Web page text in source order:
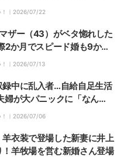
｜ 2026/07/22
ザー（43）がベタ惚れした
2か月でスピード婚も9か月
｜ 2026/07/13
録中に乱入者…自給自足生活
婦が大パニックに「なん
｜ 2026/07/06
羊衣装で登場した新妻に井上
羊牧場を営む新婚さん登場